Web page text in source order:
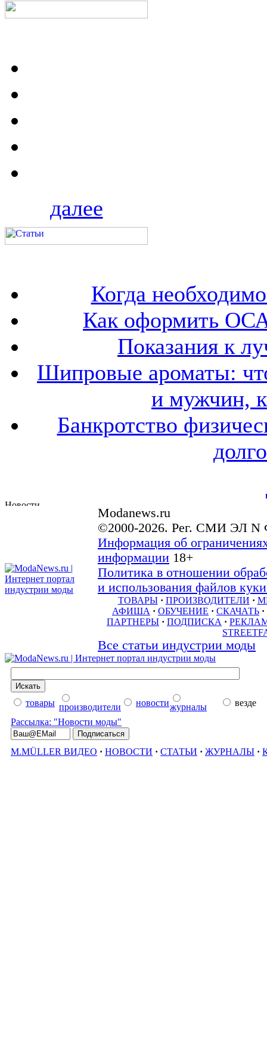
далее
Когда
Как оформить
Показания к
Шипровые ароматы:
и мужчин,
Банкротство
Modanews.ru
©2000-2026. Рег. СМИ ЭЛ N
Информация об
информации 18+
Политика в отношении
и использования файлов
ТОВАРЫ · ПРОИЗВОДИТЕЛИ ·
АФИША · ОБУЧЕНИЕ · СКАЧАТЬ ·
ПАРТНЕРЫ · ПОДПИСКА ·
Все статьи индустрии моды
товары производители новостижурналы
везде
Рассылка: "Новости моды"
M.MÜLLER ВИДЕО · НОВОСТИ · СТАТЬИ · ЖУРНАЛЫ ·